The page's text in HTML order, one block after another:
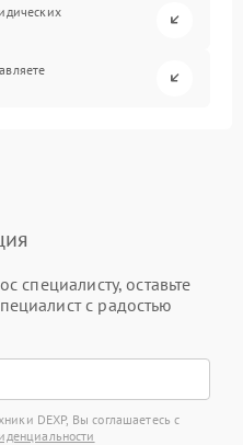
специалисту, оставьте
с радостью
DEXP, Вы соглашаетесь с